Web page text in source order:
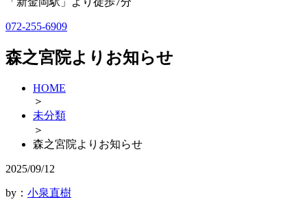
072-255-6909
森之宮院よりお知らせ
HOME
＞
未分類
＞
森之宮院よりお知らせ
2025/09/12
by： 小泉直樹